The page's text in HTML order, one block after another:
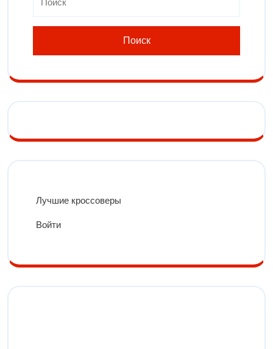
Лучшие кроссоверы
Войти